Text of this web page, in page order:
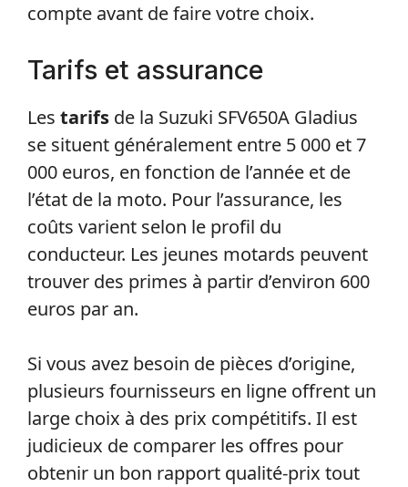
compte avant de faire votre choix.
Tarifs et assurance
Les tarifs de la Suzuki SFV650A Gladius
se situent généralement entre 5 000 et 7
000 euros, en fonction de l’année et de
l’état de la moto. Pour l’assurance, les
coûts varient selon le profil du
conducteur. Les jeunes motards peuvent
trouver des primes à partir d’environ 600
euros par an.
Si vous avez besoin de pièces d’origine,
plusieurs fournisseurs en ligne offrent un
large choix à des prix compétitifs. Il est
judicieux de comparer les offres pour
obtenir un bon rapport qualité-prix tout